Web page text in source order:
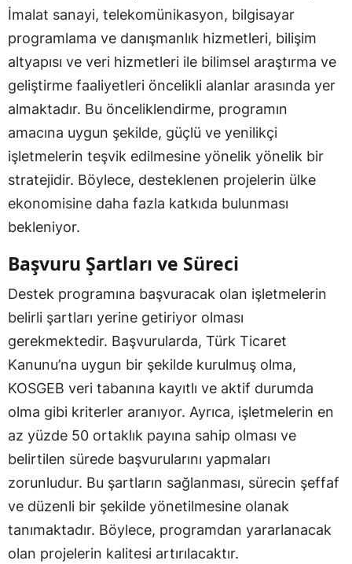
İmalat sanayi, telekomünikasyon, bilgisayar
programlama ve danışmanlık hizmetleri, bilişim
altyapısı ve veri hizmetleri ile bilimsel araştırma ve
geliştirme faaliyetleri öncelikli alanlar arasında yer
almaktadır. Bu önceliklendirme, programın
amacına uygun şekilde, güçlü ve yenilikçi
işletmelerin teşvik edilmesine yönelik yönelik bir
stratejidir. Böylece, desteklenen projelerin ülke
ekonomisine daha fazla katkıda bulunması
bekleniyor.
Başvuru Şartları ve Süreci
Destek programına başvuracak olan işletmelerin
belirli şartları yerine getiriyor olması
gerekmektedir. Başvurularda, Türk Ticaret
Kanunu’na uygun bir şekilde kurulmuş olma,
KOSGEB veri tabanına kayıtlı ve aktif durumda
olma gibi kriterler aranıyor. Ayrıca, işletmelerin en
az yüzde 50 ortaklık payına sahip olması ve
belirtilen sürede başvurularını yapmaları
zorunludur. Bu şartların sağlanması, sürecin şeffaf
ve düzenli bir şekilde yönetilmesine olanak
tanımaktadır. Böylece, programdan yararlanacak
olan projelerin kalitesi artırılacaktır.